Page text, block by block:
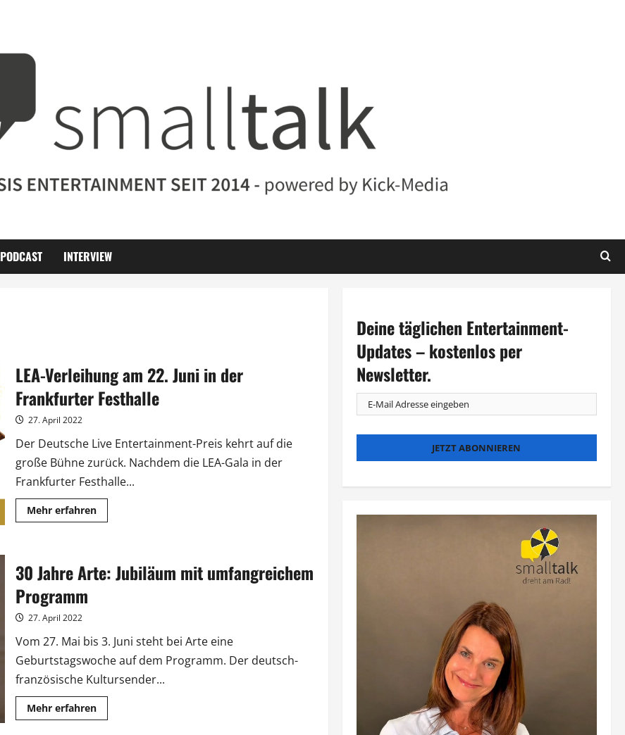
PODCAST INTERVIEW
LEA-Verleihung am 22. Juni in der
Frankfurter Festhalle
27. April 2022
Der Deutsche Live Entertainment-Preis kehrt auf die
große Bühne zurück. Nachdem die LEA-Gala in der
Frankfurter Festhalle...
Mehr erfahrenMehr
Informationen
22.
Juni
30 Jahre Arte: Jubiläum mit umfangreichem
Programm
27. April 2022
Vom 27. Mai bis 3. Juni steht bei Arte eine
Geburtstagswoche auf dem Programm. Der deutsch-
französische Kultursender...
Mehr erfahrenMehr
Informationen
Deine täglichen Entertainment-
Updates – kostenlos per
Newsletter.